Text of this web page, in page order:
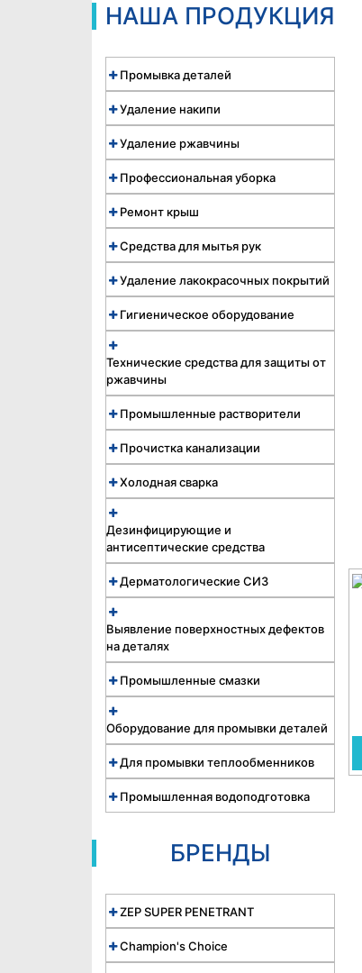
НАША ПРОДУКЦИЯ
Промывка деталей
Удаление накипи
Удаление ржавчины
Профессиональная уборка
Ремонт крыш
Средства для мытья рук
Удаление лакокрасочных покрытий
Гигиеническое оборудование
Технические средства для защиты от
ржавчины
Промышленные растворители
Прочистка канализации
Холодная сварка
Дезинфицирующие и
антисептические средства
Дерматологические СИЗ
Выявление поверхностных дефектов
на деталях
Промышленные смазки
Оборудование для промывки деталей
Для промывки теплообменников
Промышленная водоподготовка
БРЕНДЫ
ZEP SUPER PENETRANT
Champion's Choice